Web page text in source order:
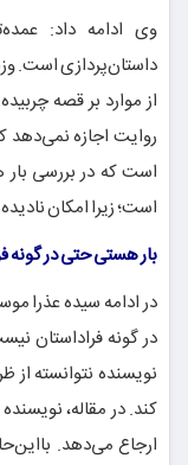
وی ادامه داد:
داستان‌پردازی است.
از موارد بر قصه
روایت اجازه نمی‌دهد
است که در بررسی بار
است؛ زیرا امکان
بار هستی حتی در گونه
در ادامه سیده عذرا
در گونه فراداستان
نویسنده نتوانسته
کند. در مقاله،
ارجاع می‌دهد.